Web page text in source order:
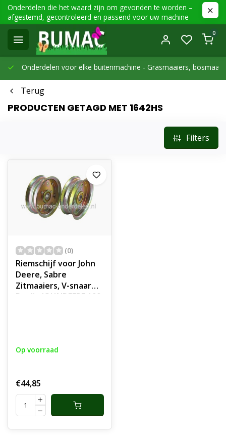
Onderdelen die het waard zijn om gevonden te worden –
afgestemd, gecontroleerd en passend voor uw machine
0
Onderdelen voor elke buitenmachine - Grasmaaiers,
Terug
PRODUCTEN GETAGD MET 1642HS
Filters
(0)
Riemschijf voor John
Deere, Sabre
Zitmaaiers, V-snaar
Poelie JOHNDEERE 100
Zitmaaiers,
Aandrijfschijf,
onderdeel
Op voorraad
€44,85